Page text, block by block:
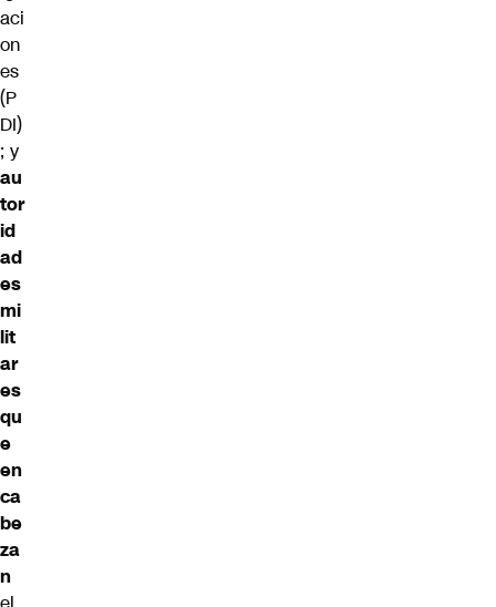
aci
on
es
(P
DI)
; y
au
tor
id
ad
es
mi
lit
ar
es
qu
e
en
ca
be
za
n